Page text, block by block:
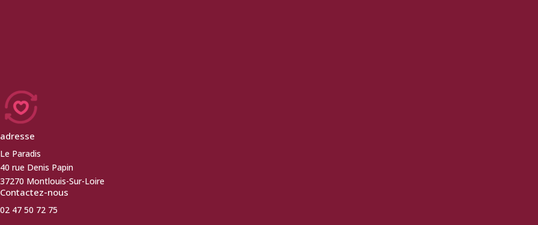
adresse
Le Paradis
40 rue Denis Papin
37270 Montlouis-Sur-Loire
Contactez-nous
02 47 50 72 75